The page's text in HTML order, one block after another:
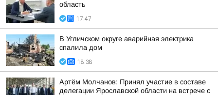
область
17:47
В Угличском округе аварийная электрика
спалила дом
18:38
Артём Молчанов: Принял участие в составе
делегации Ярославской области на встрече с